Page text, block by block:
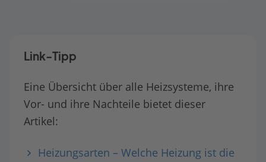
Link-Tipp
Eine Übersicht über alle Heizsysteme, ihre
Vor- und ihre Nachteile bietet dieser
Artikel:
Heizungsarten – Welche Heizung ist die